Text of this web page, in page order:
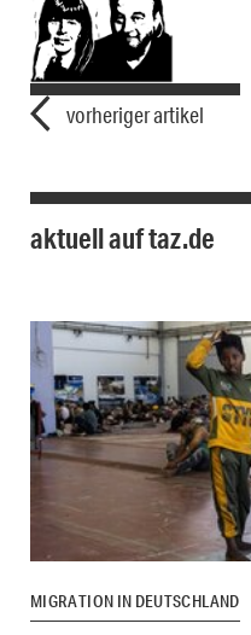
vorheriger artikel
aktuell auf taz.de
MIGRATION IN DEUTSCHLAND